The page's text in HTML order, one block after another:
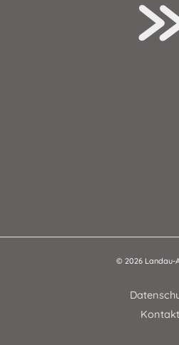
© 2026 Landau-
Kontakt